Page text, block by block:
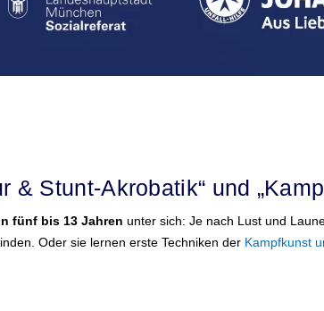
& Stunt-Akrobatik“ und
fünf bis 13 Jahren unter sich: Je nach Lust und
Oder sie lernen erste Techniken der Kampfkunst